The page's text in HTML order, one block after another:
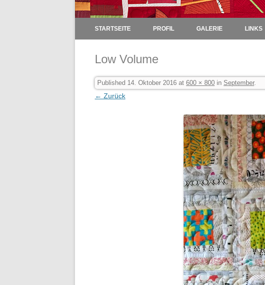
STARTSEITE PROFIL GALERIE LINKS
Low Volume
Published 14. Oktober 2016 at 600 × 800 in September.
← Zurück